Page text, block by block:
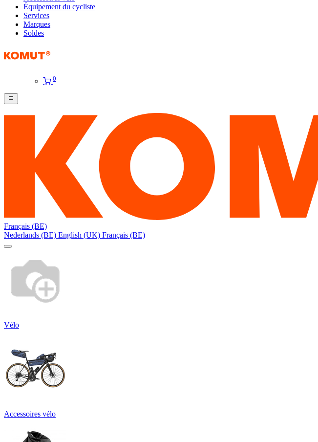
Équipement du cycliste
Services
Marques
Soldes
0
Français (BE)
Nederlands (BE) English (UK) Français (BE)
Vélo
Accessoires vélo